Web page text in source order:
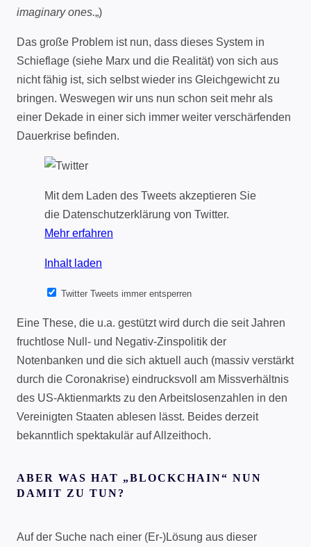
imaginary ones.„)
Das große Problem ist nun, dass dieses System in
Schieflage (siehe Marx und die Realität) von sich aus
nicht fähig ist, sich selbst wieder ins Gleichgewicht zu
bringen. Weswegen wir uns nun schon seit mehr als
einer Dekade in einer sich immer weiter verschärfenden
Dauerkrise befinden.
Mit dem Laden des Tweets akzeptieren Sie
die Datenschutzerklärung von Twitter.
Mehr erfahren
Inhalt laden
Twitter Tweets immer entsperren
Eine These, die u.a. gestützt wird durch die seit Jahren
fruchtlose Null- und Negativ-Zinspolitik der
Notenbanken und die sich aktuell auch (massiv verstärkt
durch die Coronakrise) eindrucksvoll am Missverhältnis
des US-Aktienmarkts zu den Arbeitslosenzahlen in den
Vereinigten Staaten ablesen lässt. Beides derzeit
bekanntlich spektakulär auf Allzeithoch.
ABER WAS HAT „BLOCKCHAIN“ NUN
DAMIT ZU TUN?
Auf der Suche nach einer (Er-)Lösung aus dieser